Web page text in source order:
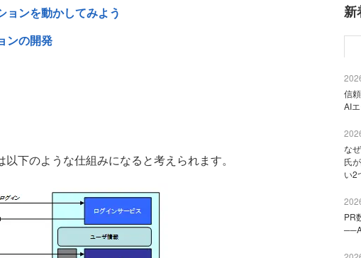
ョンを動かしてみよう
ンの開発
下のような仕組みになると考えられます。
新
信
AI
な
氏
い2
PR